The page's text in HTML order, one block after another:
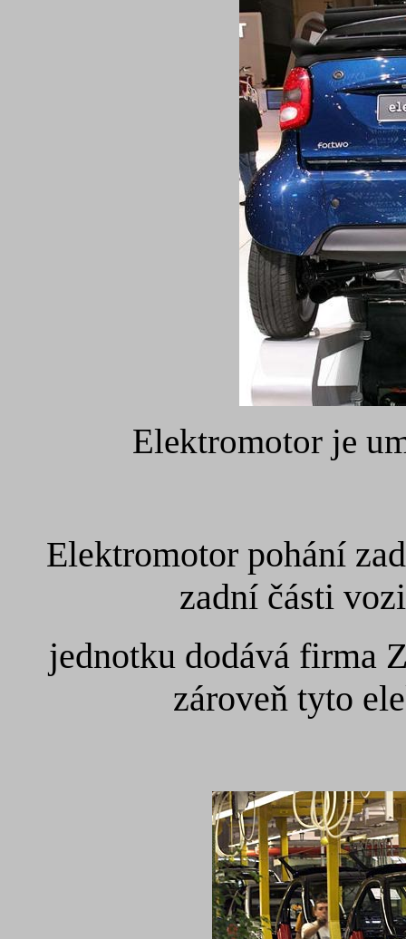
Elektromotor je
Elektromotor pohání
zadní části
jednotku dodává firma
zároveň tyto